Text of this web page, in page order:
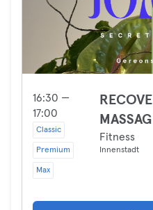
16:30 —
17:00
Classic
Premium
Max
Fitness
Innenstadt